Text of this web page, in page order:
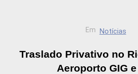
Em Notícias
Traslado Privativo no
Aeroporto GIG e